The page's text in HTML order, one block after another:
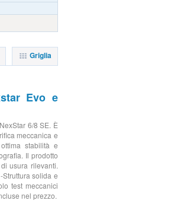
Griglia
Evo e
6/8 SE. È
meccanica e
stabilità e
Il prodotto
usura rilevanti.
solida e
test meccanici
nel prezzo.